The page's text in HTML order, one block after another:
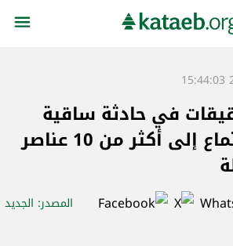
في حادثة ساقية
الجنزير: الاستماع إلى أكثر من 10 عناصر
المصدر: الجديد